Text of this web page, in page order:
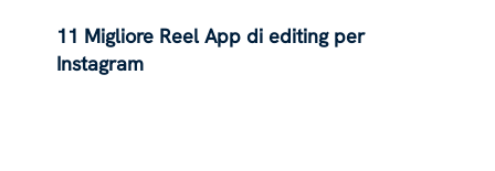
11 Migliore Reel App di editing per
Instagram